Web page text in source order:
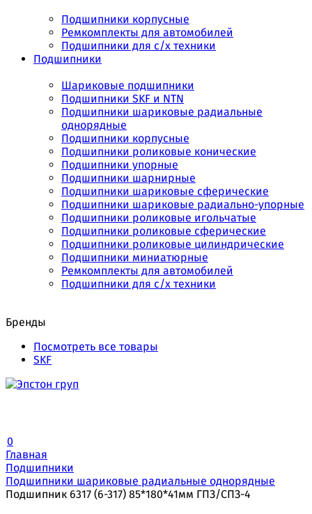
Подшипники корпусные
Ремкомплекты для автомобилей
Подшипники для с/х техники
Подшипники
Шариковые подшипники
Подшипники SKF и NTN
Подшипники шариковые радиальные
однорядные
Подшипники корпусные
Подшипники роликовые конические
Подшипники упорные
Подшипники шарнирные
Подшипники шариковые сферические
Подшипники шариковые радиально-упорные
Подшипники роликовые игольчатые
Подшипники роликовые сферические
Подшипники роликовые цилиндрические
Подшипники миниатюрные
Ремкомплекты для автомобилей
Подшипники для с/х техники
Бренды
Посмотреть все товары
SKF
0
Главная
Подшипники
Подшипники шариковые радиальные однорядные
Подшипник 6317 (6-317) 85*180*41мм ГПЗ/СПЗ-4